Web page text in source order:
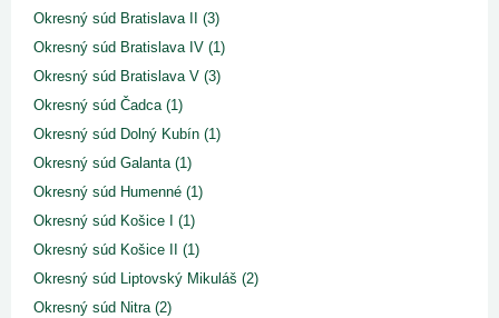
Okresný súd Bratislava II (3)
Okresný súd Bratislava IV (1)
Okresný súd Bratislava V (3)
Okresný súd Čadca (1)
Okresný súd Dolný Kubín (1)
Okresný súd Galanta (1)
Okresný súd Humenné (1)
Okresný súd Košice I (1)
Okresný súd Košice II (1)
Okresný súd Liptovský Mikuláš (2)
Okresný súd Nitra (2)